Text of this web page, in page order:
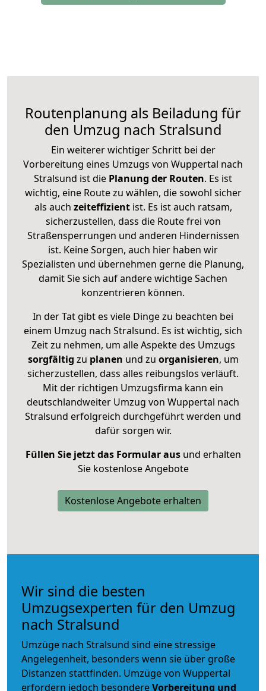
Routenplanung als Beiladung für
den Umzug nach Stralsund
Ein weiterer wichtiger Schritt bei der
Vorbereitung eines Umzugs von Wuppertal nach
Stralsund ist die Planung der Routen. Es ist
wichtig, eine Route zu wählen, die sowohl sicher
als auch zeiteffizientist. Es ist auch ratsam,
sicherzustellen, dass die Route frei von
Straßensperrungen und anderen Hindernissen
ist. Keine Sorgen, auch hier haben wir
Spezialisten und übernehmen gerne die Planung,
damit Sie sich auf andere wichtige Sachen
konzentrieren können.
In der Tat gibt es viele Dinge zu beachten bei
einem Umzug nach Stralsund. Es ist wichtig, sich
Zeit zu nehmen, um alle Aspekte des Umzugs
sorgfältig zu planen und zu organisieren, um
sicherzustellen, dass alles reibungslos verläuft.
Mit der richtigen Umzugsfirma kann ein
deutschlandweiter Umzug von Wuppertal nach
Stralsund erfolgreich durchgeführt werden und
dafür sorgen wir.
Füllen Sie jetzt das Formular ausund erhalten
Sie kostenlose Angebote
Kostenlose Angebote erhalten
Wir sind die besten
Umzugsexperten für den Umzug
nach Stralsund
Umzüge nach Stralsund sind eine stressige
Angelegenheit, besonders wenn sie über große
Distanzen stattfinden. Umzüge von Wuppertal
erfordern jedoch besondereVorbereitung und